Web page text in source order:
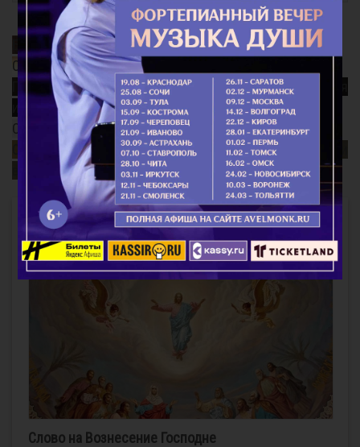
Благодатный Огонь
Смысл поста
Почему так важно поминать усопших? Непридуманная
история...
Старец Варнава (Меркулов)
Священномученик Ермоген, патриарх Московский и
всея Руси
Интересное
Слово на Вознесение Господне